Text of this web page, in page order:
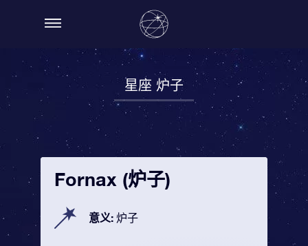
星座 炉子
Fornax (炉子)
意义: 炉子